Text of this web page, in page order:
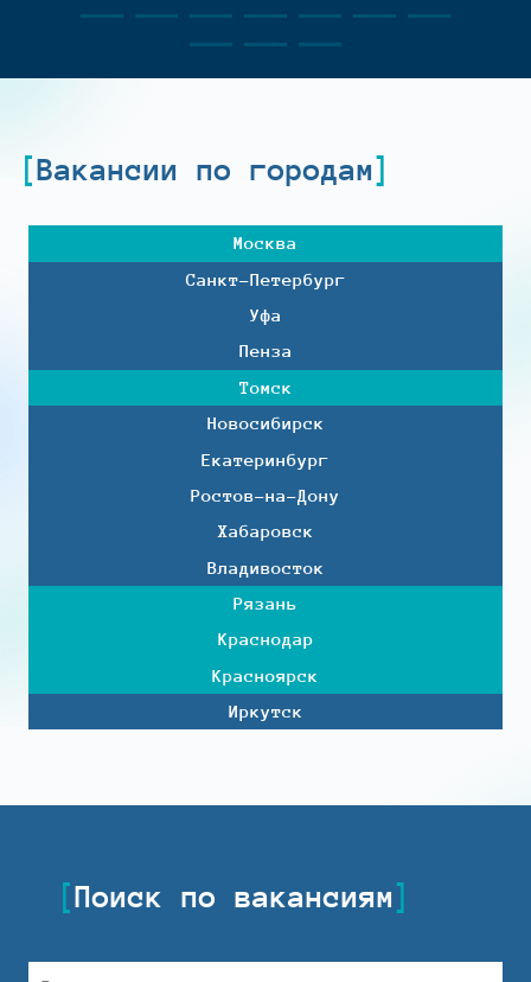
Вакансии по городам
Москва
Санкт-Петербург
Уфа
Пенза
Томск
Новосибирск
Екатеринбург
Ростов-на-Дону
Хабаровск
Владивосток
Рязань
Краснодар
Красноярск
Иркутск
Поиск по вакансиям